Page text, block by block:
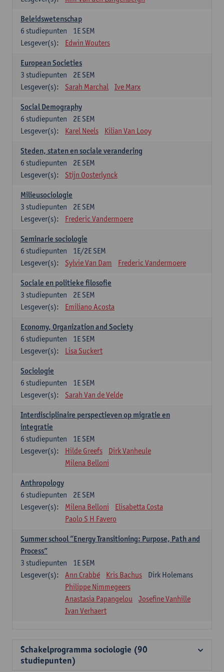
Beleidswetenschap
1E SEM
6 studiepunten
Lesgever(s):
Edwin Wouters
European Societies
2E SEM
3 studiepunten
Lesgever(s):
Sarah Marchal Ive Marx
Social Demography
2E SEM
6 studiepunten
Lesgever(s):
Karel Neels Kilian Van Looy
Steden, staten en sociale verandering
2E SEM
6 studiepunten
Lesgever(s):
Stijn Oosterlynck
Milieusociologie
2E SEM
3 studiepunten
Lesgever(s):
Frederic Vandermoere
Seminarie sociologie
1E/2E SEM
6 studiepunten
Lesgever(s):
Sylvie Van Dam Frederic Vandermoere
Sociale en politieke filosofie
2E SEM
3 studiepunten
Lesgever(s):
Emiliano Acosta
Economy, Organization and Society
1E SEM
6 studiepunten
Lesgever(s):
Lisa Suckert
Sociologie
1E SEM
6 studiepunten
Lesgever(s):
Sarah Van de Velde
Interdisciplinaire perspectieven op migratie en
integratie
1E SEM
6 studiepunten
Lesgever(s):
Hilde Greefs
Dirk Vanheule
Milena Belloni
Anthropology
2E SEM
6 studiepunten
Lesgever(s):
Milena Belloni
Elisabetta Costa
Paolo S H Favero
Summer school “Energy Transitioning: Purpose, Path and
Process”
1E SEM
3 studiepunten
Lesgever(s):
Ann Crabbé Kris Bachus
Dirk Holemans
Philippe Nimmegeers
Anastasia Papangelou
Josefine Vanhille
Ivan Verhaert
Schakelprogramma sociologie (90
studiepunten)